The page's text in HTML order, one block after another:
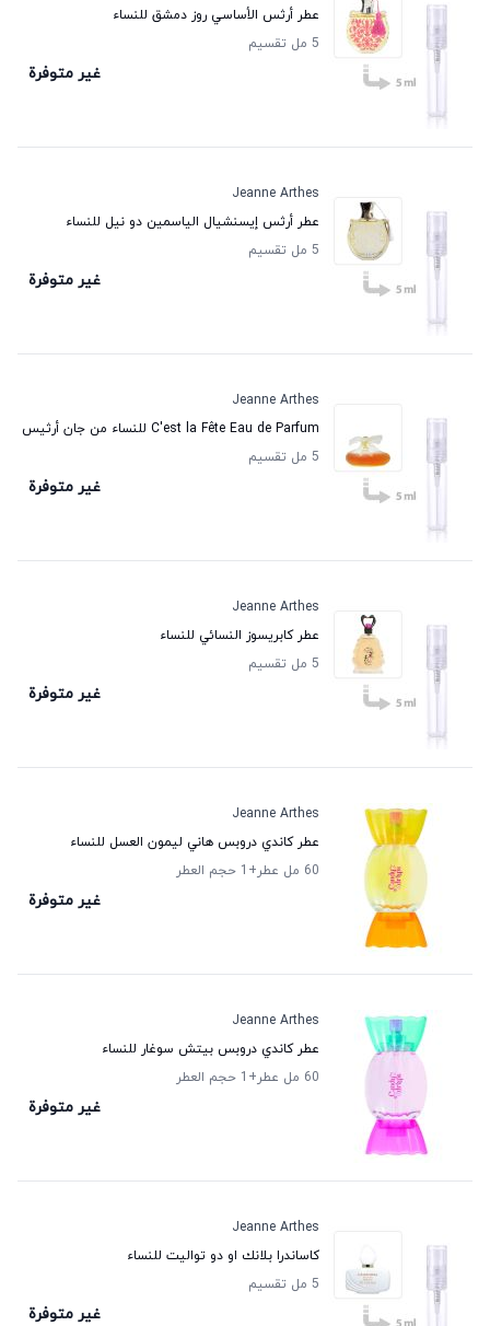
عطر أرثس الأساسي روز دمشق للنساء
5 مل تقسيم
غير متوفرة
Jeanne Arthes
عطر أرثس إيسنشيال الياسمين دو نيل للنساء
5 مل تقسيم
غير متوفرة
Jeanne Arthes
C'est la Fête Eau de Parfum للنساء من جان أرثيس
5 مل تقسيم
غير متوفرة
Jeanne Arthes
عطر كابريسوز النسائي للنساء
5 مل تقسيم
غير متوفرة
Jeanne Arthes
عطر كاندي دروبس هاني ليمون العسل للنساء
60 مل عطر
+1 حجم العطر
غير متوفرة
Jeanne Arthes
عطر كاندي دروبس بيتش سوغار للنساء
60 مل عطر
+1 حجم العطر
غير متوفرة
Jeanne Arthes
كاساندرا بلانك او دو تواليت للنساء
5 مل تقسيم
غير متوفرة